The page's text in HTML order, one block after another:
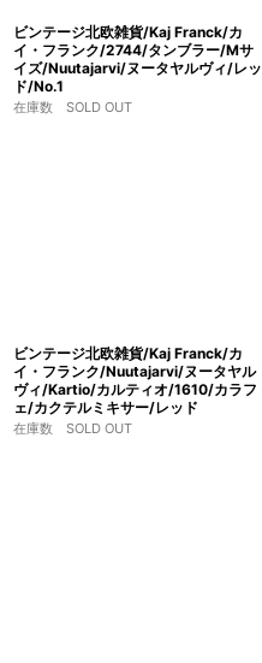
ビンテージ北欧雑貨/Kaj Franck/カ
イ・フランク/2744/タンブラー/Mサ
イズ/Nuutajarvi/ヌータヤルヴィ/レッ
ド/No.1
在庫数 SOLD OUT
ビンテージ北欧雑貨/Kaj Franck/カ
イ・フランク/Nuutajarvi/ヌータヤル
ヴィ/Kartio/カルティオ/1610/カラフ
ェ/カクテルミキサー/レッド
在庫数 SOLD OUT